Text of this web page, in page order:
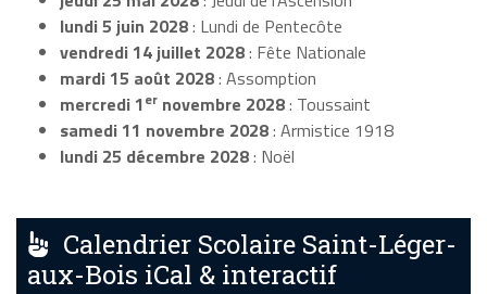
lundi 5 juin 2028: Lundi de Pentecôte
vendredi 14 juillet 2028: Fête Nationale
mardi 15 août 2028: Assomption
mercredi 1er novembre 2028: Toussaint
samedi 11 novembre 2028: Armistice 1918
lundi 25 décembre 2028: Noël
Calendrier Scolaire Saint-Léger-
aux-Bois iCal & interactif